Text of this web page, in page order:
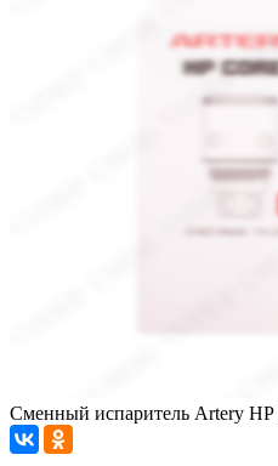
Сменный испаритель Artery